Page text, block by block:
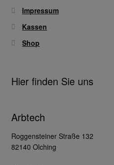
Impressum
Kassen
Shop
Hier finden Sie uns
Arbtech
Roggensteiner Straße 132
82140 Olching